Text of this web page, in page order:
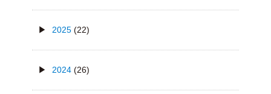
2025 (22)
2024 (26)